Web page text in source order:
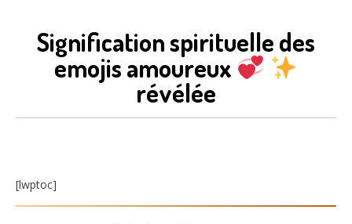
Signification spirituelle des
emojis amoureux
révélée
[lwptoc]